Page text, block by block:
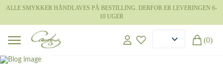
ALLE SMYKKER HÅNDLAVES PÅ BESTILLING. DERFOR ER LEVERINGEN 6-
10 UGER
(0)